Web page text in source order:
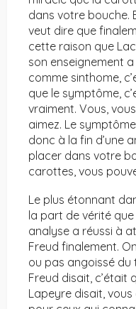
dans votre bouche.
veut dire que
cette raison que
son enseignement
comme sinthome,
que le symptôme,
vraiment. Vous,
aimez. Le
donc à la fin d’une
placer dans votre
carottes, vous
Le plus étonnant
la part de vérité que
analyse a réussi à
Freud finalement.
ou pas angoissé du
Freud disait, c’était
Lapeyre disait,